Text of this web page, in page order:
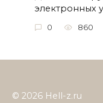
электронных
0 860
© 2026 Hell-z.ru